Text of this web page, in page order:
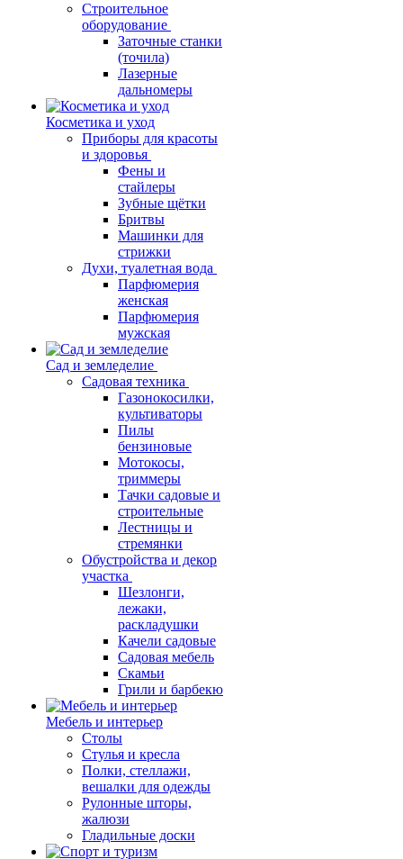
Строительное
оборудование
Заточные станки
(точила)
Лазерные
дальномеры
Косметика и уход
Приборы для красоты
и здоровья
Фены и
стайлеры
Зубные щётки
Бритвы
Машинки для
стрижки
Духи, туалетная вода
Парфюмерия
женская
Парфюмерия
мужская
Сад и земледелие
Садовая техника
Газонокосилки,
культиваторы
Пилы
бензиновые
Мотокосы,
триммеры
Тачки садовые и
строительные
Лестницы и
стремянки
Обустройства и декор
участка
Шезлонги,
лежаки,
раскладушки
Качели садовые
Садовая мебель
Скамьи
Грили и барбекю
Мебель и интерьер
Столы
Стулья и кресла
Полки, стеллажи,
вешалки для одежды
Рулонные шторы,
жалюзи
Гладильные доски